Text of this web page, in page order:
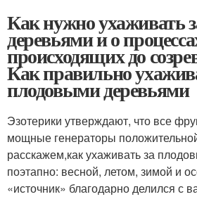
Как нужно ухаживать
деревьями и о
происходящих до
Как правильно
плодовыми деревьями
Эзотерики утверждают, что все
мощные генераторы
расскажем,как ухаживать за
поэтапно: весной, летом, зимой и
«источник» благодарно делился с